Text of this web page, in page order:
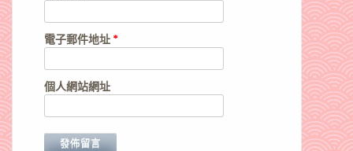
電子郵件地址 *
個人網站網址